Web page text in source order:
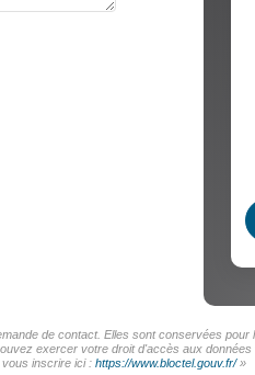
de contact. Elles sont conservées
exercer votre droit d'accès aux
vous inscrire ici : https://www.bloctel.gouv.fr/»